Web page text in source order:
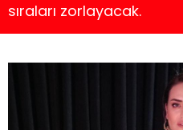
sıraları zorlayacak.